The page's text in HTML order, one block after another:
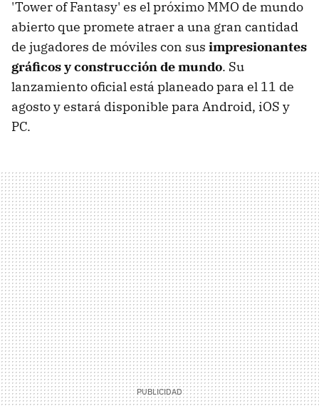
'Tower of Fantasy' es el próximo MMO de mundo
abierto que promete atraer a una gran cantidad
de jugadores de móviles con sus impresionantes
gráficos y construcción de mundo. Su
lanzamiento oficial está planeado para el 11 de
agosto y estará disponible para Android, iOS y
PC.